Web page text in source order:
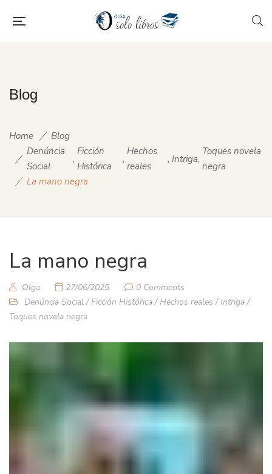
Blog
Home
Blog
Denúncia
Social
,
Ficción
Histórica
,
Hechos
reales
,Intriga,
Toques novela
negra
La mano negra
La mano negra
Olga 27/06/2025
0 Comments
Denúncia Social/ Ficción Histórica/ Hechos reales / Intriga/
Toques novela negra